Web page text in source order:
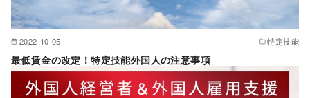
2022-10-05 特定技能
最低賃金の改定！特定技能外国人の注意事項